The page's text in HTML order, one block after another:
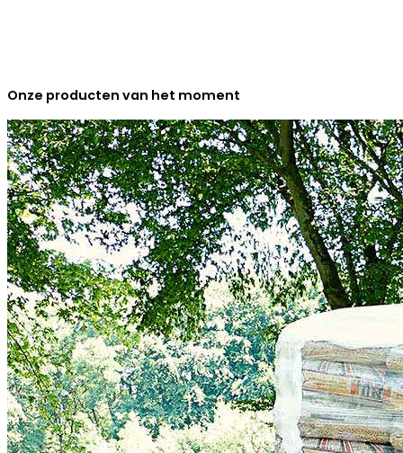
Onze producten van het moment